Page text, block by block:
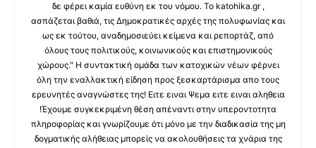
δε φέρει καμία ευθύνη εκ του νόμου. Το katohika.gr ,
ασπάζεται βαθιά, τις Δημοκρατικές αρχές της πολυφωνίας και
ως εκ τούτου, αναδημοσιεύει κείμενα και ρεπορτάζ, από
όλους τους πολιτικούς, κοινωνικούς και επιστημονικούς
χώρους." Η συντακτική ομάδα των κατοχικών νέων φέρνει
όλη την εναλλακτική είδηση προς ξεσκαρτάρισμα απο τους
ερευνητές αναγνώστες της! Ειτε ειναι Ψεμα ειτε ειναι αληθεια
!Έχουμε συγκεκριμένη θέση απέναντι στην υπεροντοτητα
πληροφορίας και γνωρίζουμε ότι μόνο με την διαδικασία της μη
δογματικής αλήθειας μπορείς να ακολουθήσεις τα χνάρια της